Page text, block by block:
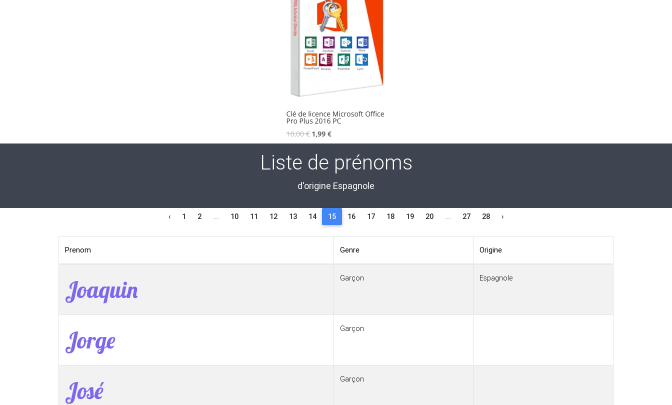
Liste de prénoms
d'origine Espagnole
‹ 1 2 ... 10 11 12 13 14 15 16 17 18 19 20 ... 27 28 ›
Prenom Genre Origine
Joaquin Garçon Espagnole
Jorge Garçon
José Garçon